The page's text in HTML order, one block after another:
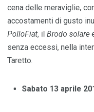
cena delle meraviglie,
accostamenti di gusto
PolloFiat, il Brodo solare
senza eccessi, nella
Taretto.
Sabato 13 aprile